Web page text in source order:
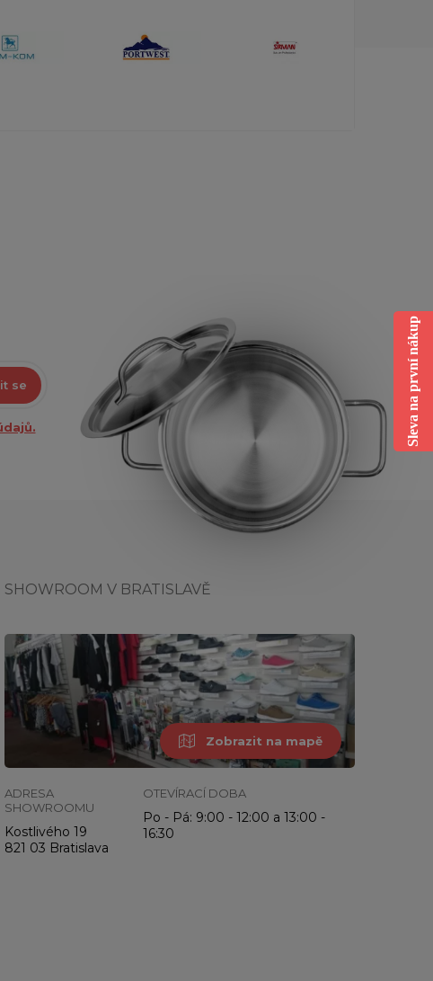
se
SHOWROOM V BRATISLAVĚ
Zobrazit na mapě
ADRESA
SHOWROOMU
Kostlivého 19
821 03 Bratislava
OTEVÍRACÍ DOBA
Po - Pá: 9:00 - 12:00 a 13:00 -
16:30
Sleva na první nákup